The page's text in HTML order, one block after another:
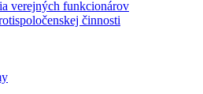
verejných funkcionárov
činnosti